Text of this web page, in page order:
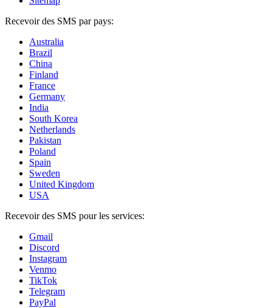
Recevoir des SMS par pays:
Australia
Brazil
China
Finland
France
Germany
India
South Korea
Netherlands
Pakistan
Poland
Spain
Sweden
United Kingdom
USA
Recevoir des SMS pour les services:
Gmail
Discord
Instagram
Venmo
TikTok
Telegram
PayPal